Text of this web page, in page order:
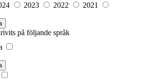
2023 2022
2021
på följande språk